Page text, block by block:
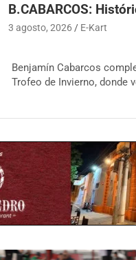
B.CABARCOS:
3 agosto, 2026 E-Kart
Benjamín Cabarcos
Trofeo de Invierno, donde